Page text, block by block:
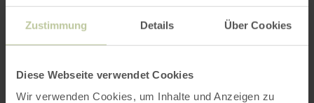
Zustimmung Details Über Cookies
Diese Webseite verwendet Cookies
Wir verwenden Cookies, um Inhalte und Anzeigen zu
Merkmale / Besonderheiten
Platzangebot